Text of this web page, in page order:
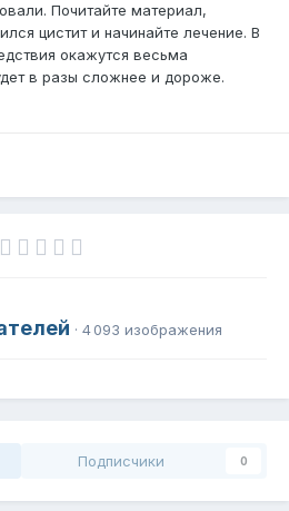
Почитайте материал,
цистит и начинайте лечение. В
окажутся весьма
в разы сложнее и дороже.
· 4 093 изображения
Подписчики 0